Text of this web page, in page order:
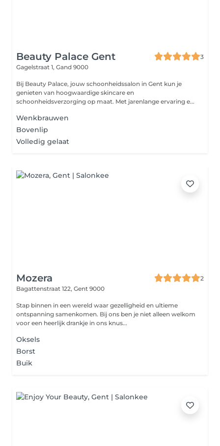
Beauty Palace Gent
3
Gagelstraat 1, Gand 9000
Bij Beauty Palace, jouw schoonheidssalon in Gent kun je
genieten van hoogwaardige skincare en
schoonheidsverzorging op maat. Met jarenlange ervaring e...
Wenkbrauwen
Bovenlip
Volledig gelaat
Mozera
2
Bagattenstraat 122, Gent 9000
Stap binnen in een wereld waar gezelligheid en ultieme
ontspanning samenkomen. Bij ons ben je niet alleen welkom
voor een heerlijk drankje in ons knus...
Oksels
Borst
Buik